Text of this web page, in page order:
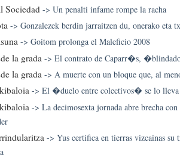
Sociedad -> Un penalti infame rompe la racha
-> Gonzalezek berdin jarraitzen du, onerako eta
-> Goitom prolonga el Maleficio 2008
la grada -> El contrato de Caparr�s,
la grada-> A muerte con un bloque que, al
-> El �duelo entre colectivos� se lo lleva
-> La decimosexta jornada abre brecha
-> Yus certifica en tierras vizcainas su